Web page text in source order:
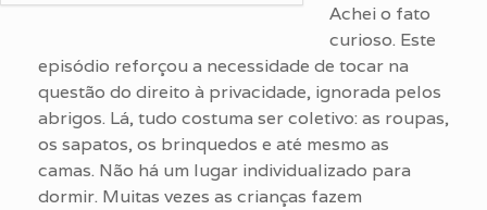
Achei o fato
curioso. Este
episódio reforçou a necessidade de tocar na
questão do direito à privacidade, ignorada pelos
abrigos. Lá, tudo costuma ser coletivo: as roupas,
os sapatos, os brinquedos e até mesmo as
camas. Não há um lugar individualizado para
dormir. Muitas vezes as crianças fazem